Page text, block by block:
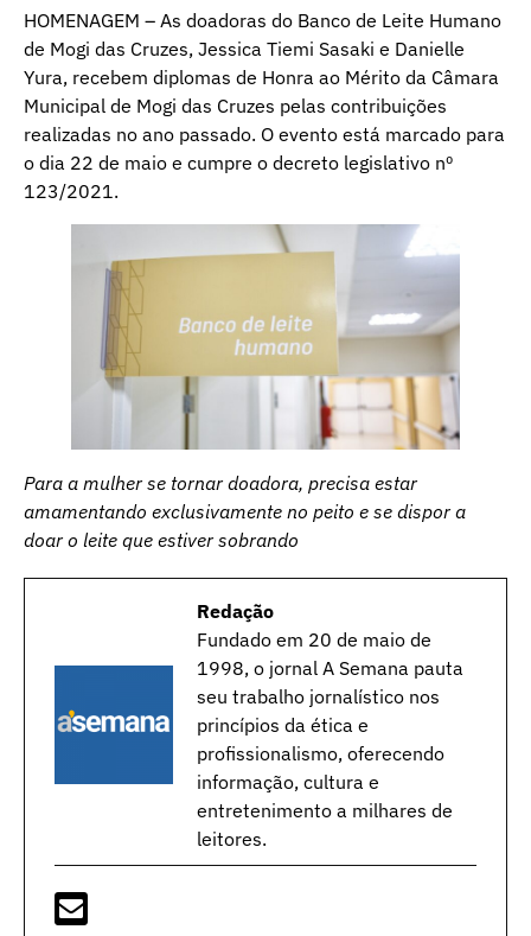
HOMENAGEM – As doadoras do Banco de Leite Humano
de Mogi das Cruzes, Jessica Tiemi Sasaki e Danielle
Yura, recebem diplomas de Honra ao Mérito da Câmara
Municipal de Mogi das Cruzes pelas contribuições
realizadas no ano passado. O evento está marcado para
o dia 22 de maio e cumpre o decreto legislativo nº
123/2021.
Para a mulher se tornar doadora, precisa estar
amamentando exclusivamente no peito e se dispor a
doar o leite que estiver sobrando
Redação
Fundado em 20 de maio de
1998, o jornal A Semana pauta
seu trabalho jornalístico nos
princípios da ética e
profissionalismo, oferecendo
informação, cultura e
entretenimento a milhares de
leitores.